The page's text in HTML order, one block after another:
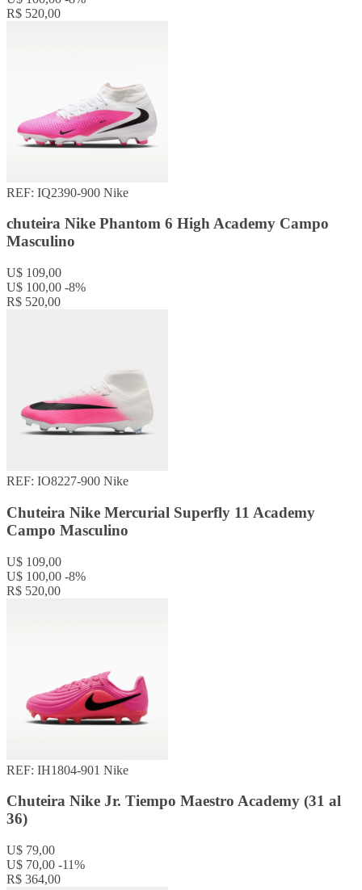
R$ 520,00
REF: IQ2390-900 Nike
chuteira Nike Phantom 6 High Academy Campo
Masculino
U$ 109,00
U$ 100,00 -8%
R$ 520,00
REF: IO8227-900 Nike
Chuteira Nike Mercurial Superfly 11 Academy
Campo Masculino
U$ 109,00
U$ 100,00 -8%
R$ 520,00
REF: IH1804-901 Nike
Chuteira Nike Jr. Tiempo Maestro Academy (31 al
36)
U$ 79,00
U$ 70,00 -11%
R$ 364,00